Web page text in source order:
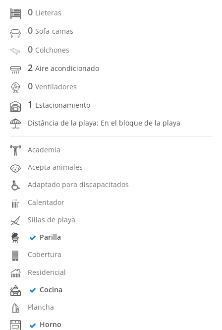
0 Lieteras
0 Sofa-camas
0 Colchones
2 Aire acondicionado
0 Ventiladores
1 Estacionamiento
Distância de la playa: En el bloque de la playa
Academia
Acepta animales
Adaptado para discapacitados
Calentador
Sillas de playa
Parilla
Cobertura
Residencial
Cocina
Plancha
Horno